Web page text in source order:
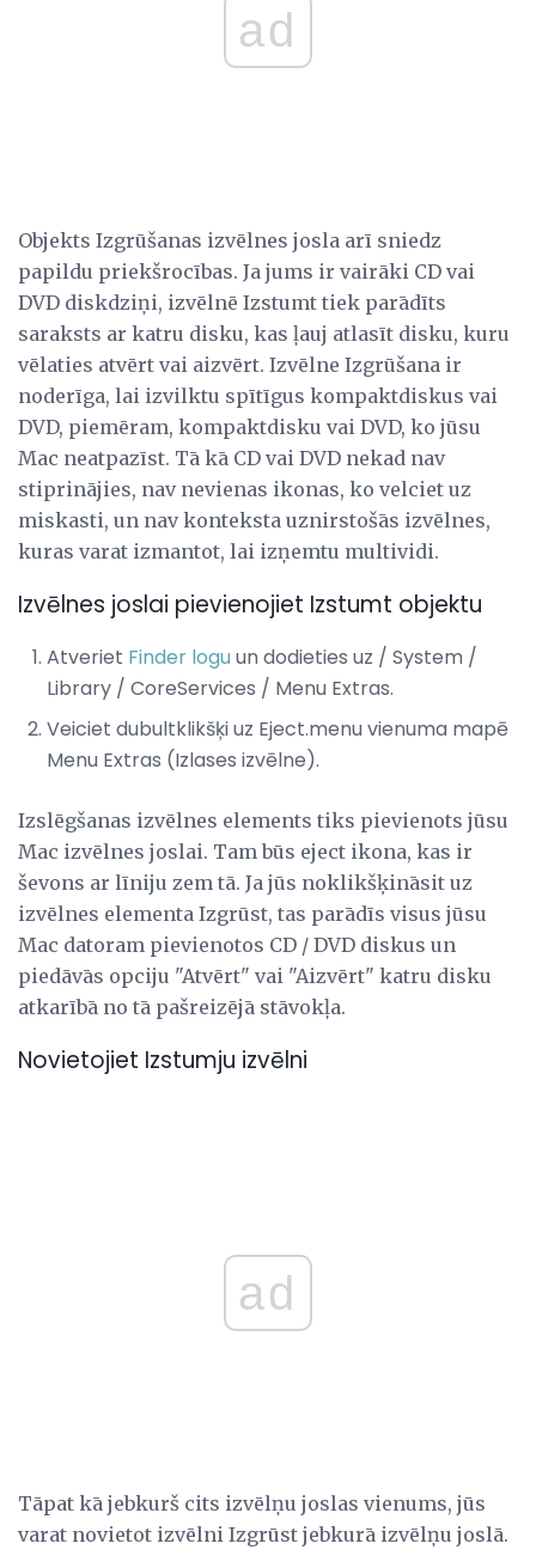
ad
Objekts Izgrūšanas izvēlnes josla arī sniedz
papildu priekšrocības. Ja jums ir vairāki CD vai
DVD diskdziņi, izvēlnē Izstumt tiek parādīts
saraksts ar katru disku, kas ļauj atlasīt disku, kuru
vēlaties atvērt vai aizvērt. Izvēlne Izgrūšana ir
noderīga, lai izvilktu spītīgus kompaktdiskus vai
DVD, piemēram, kompaktdisku vai DVD, ko jūsu
Mac neatpazīst. Tā kā CD vai DVD nekad nav
stiprinājies, nav nevienas ikonas, ko velciet uz
miskasti, un nav konteksta uznirstošās izvēlnes,
kuras varat izmantot, lai izņemtu multividi.
Izvēlnes joslai pievienojiet Izstumt objektu
Atveriet Finder loguun dodieties uz / System /
Library / CoreServices / Menu Extras.
Veiciet dubultklikšķi uz Eject.menu vienuma mapē
Menu Extras (Izlases izvēlne).
Izslēgšanas izvēlnes elements tiks pievienots jūsu
Mac izvēlnes joslai. Tam būs eject ikona, kas ir
ševons ar līniju zem tā. Ja jūs noklikšķināsit uz
izvēlnes elementa Izgrūst, tas parādīs visus jūsu
Mac datoram pievienotos CD / DVD diskus un
piedāvās opciju "Atvērt" vai "Aizvērt" katru disku
atkarībā no tā pašreizējā stāvokļa.
Novietojiet Izstumju izvēlni
ad
Tāpat kā jebkurš cits izvēlņu joslas vienums, jūs
varat novietot izvēlni Izgrūst jebkurā izvēlņu joslā.